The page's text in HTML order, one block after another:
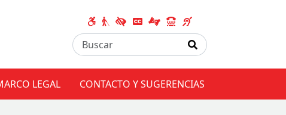
LEGAL CONTACTO Y SUGERENCIAS